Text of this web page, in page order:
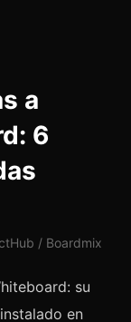
a
6
/ Boardmix
su
en